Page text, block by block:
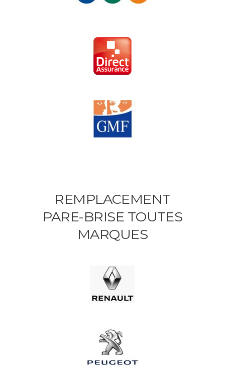
REMPLACEMENT
PARE-BRISE TOUTES
MARQUES